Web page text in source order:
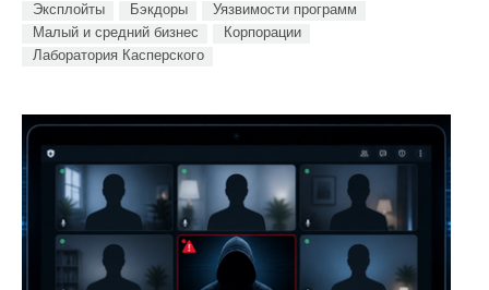
Эксплойты Бэкдоры
Уязвимости программ
Малый и средний бизнес
Корпорации
Лаборатория Касперского